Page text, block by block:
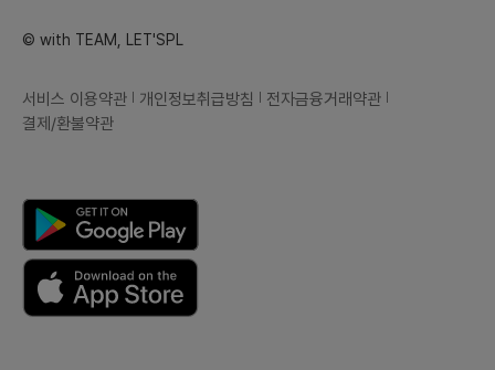
© with TEAM, LET'SPL
서비스 이용약관 개인정보취급방침
전자금융거래약관
결제/환불약관